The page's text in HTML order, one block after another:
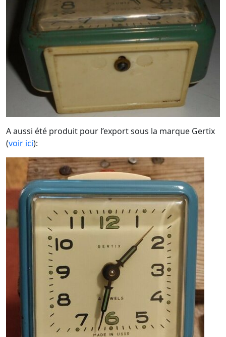
A aussi été produit pour l’export sous la marque Gertix
(voir ici):